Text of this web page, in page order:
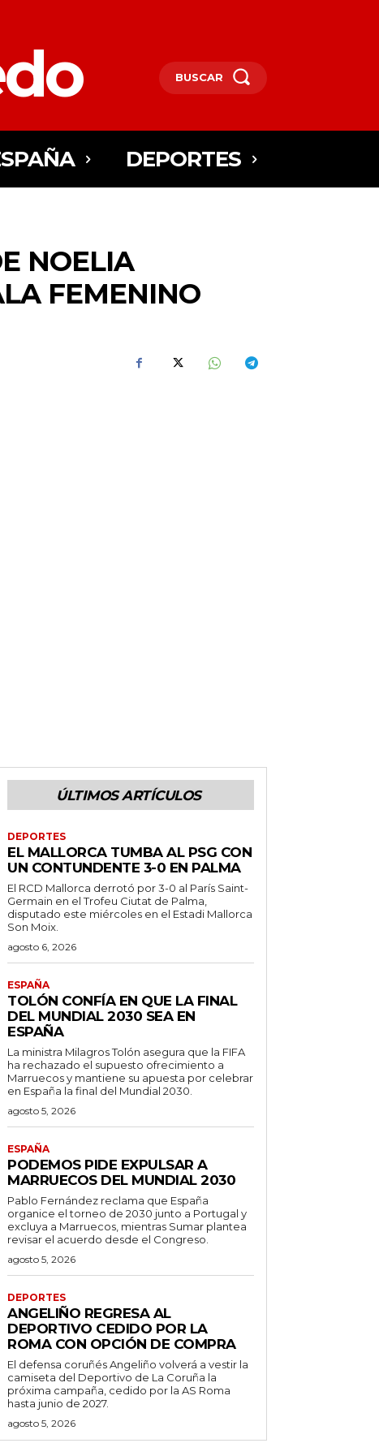
BUSCAR
DEPORTES
NOELIA
FEMENINO
ÚLTIMOS ARTÍCULOS
DEPORTES
EL MALLORCA TUMBA AL PSG CON
UN CONTUNDENTE 3-0 EN PALMA
El RCD Mallorca derrotó por 3-0 al París Saint-
Germain en el Trofeu Ciutat de Palma,
disputado este miércoles en el Estadi Mallorca
Son Moix.
agosto 6, 2026
ESPAÑA
TOLÓN CONFÍA EN QUE LA FINAL
DEL MUNDIAL 2030 SEA EN
ESPAÑA
La ministra Milagros Tolón asegura que la FIFA
ha rechazado el supuesto ofrecimiento a
Marruecos y mantiene su apuesta por celebrar
en España la final del Mundial 2030.
agosto 5, 2026
ESPAÑA
PODEMOS PIDE EXPULSAR A
MARRUECOS DEL MUNDIAL 2030
Pablo Fernández reclama que España
organice el torneo de 2030 junto a Portugal y
excluya a Marruecos, mientras Sumar plantea
revisar el acuerdo desde el Congreso.
agosto 5, 2026
DEPORTES
ANGELIÑO REGRESA AL
DEPORTIVO CEDIDO POR LA
ROMA CON OPCIÓN DE COMPRA
El defensa coruñés Angeliño volverá a vestir la
camiseta del Deportivo de La Coruña la
próxima campaña, cedido por la AS Roma
hasta junio de 2027.
agosto 5, 2026